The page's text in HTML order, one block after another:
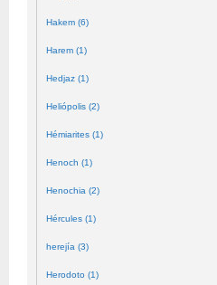
Hakem (6)
Harem (1)
Hedjaz (1)
Heliópolis (2)
Hémiarites (1)
Henoch (1)
Henochia (2)
Hércules (1)
herejía (3)
Herodoto (1)